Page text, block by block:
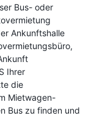
Bus- oder
Ankunftshalle
Ihrer
die
Mietwagen-
Bus zu finden und